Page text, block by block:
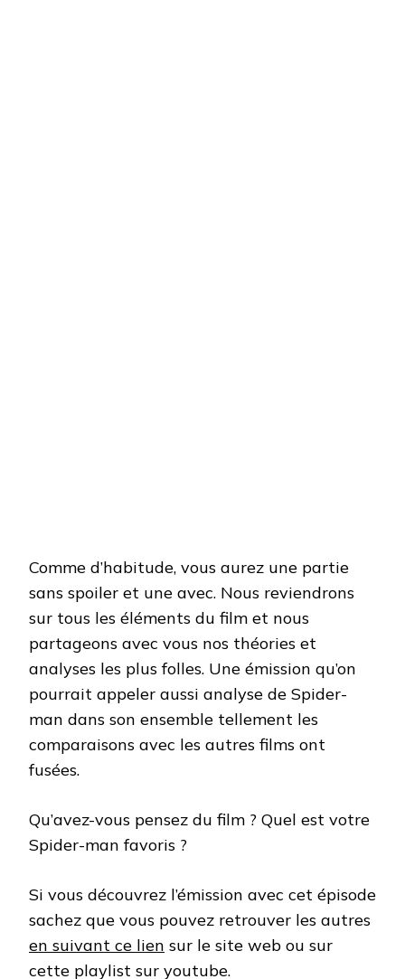
Comme d’habitude, vous aurez une partie
sans spoiler et une avec. Nous reviendrons
sur tous les éléments du film et nous
partageons avec vous nos théories et
analyses les plus folles. Une émission qu’on
pourrait appeler aussi analyse de Spider-
man dans son ensemble tellement les
comparaisons avec les autres films ont
fusées.
Qu’avez-vous pensez du film ? Quel est votre
Spider-man favoris ?
Si vous découvrez l’émission avec cet épisode
sachez que vous pouvez retrouver les autres
en suivant ce lien sur le site web ou sur
cette playlist sur youtube.